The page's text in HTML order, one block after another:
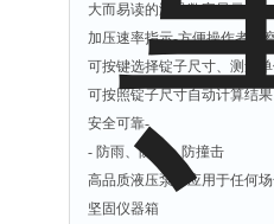
大而易读的液晶数字显示
加压速率指示-方便操作者观
可按键选择锭子尺寸、测量
可按照锭子尺寸自动计算结果
安全可靠-
- 防雨、防尘、防撞击
高品质液压泵可应用于任何
坚固仪器箱